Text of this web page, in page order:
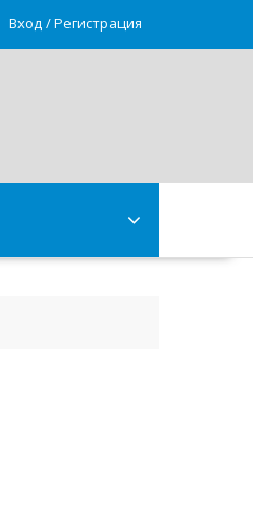
Вход / Регистрация